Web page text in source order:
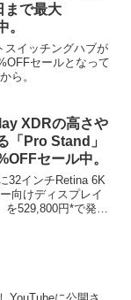
まで最大
。
スイッチングハブが
セールとなって
ら。
XDRの高さや
「Pro Stand」
セール中。
32インチRetina 6K
向けディスプレイ
を529,800円*で発売